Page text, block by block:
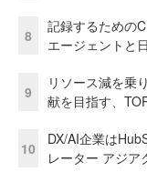
8
記録するための
エージェントと
9
リソース減を乗
献を目指す、
10
DX/AI企業は
レーター アジア